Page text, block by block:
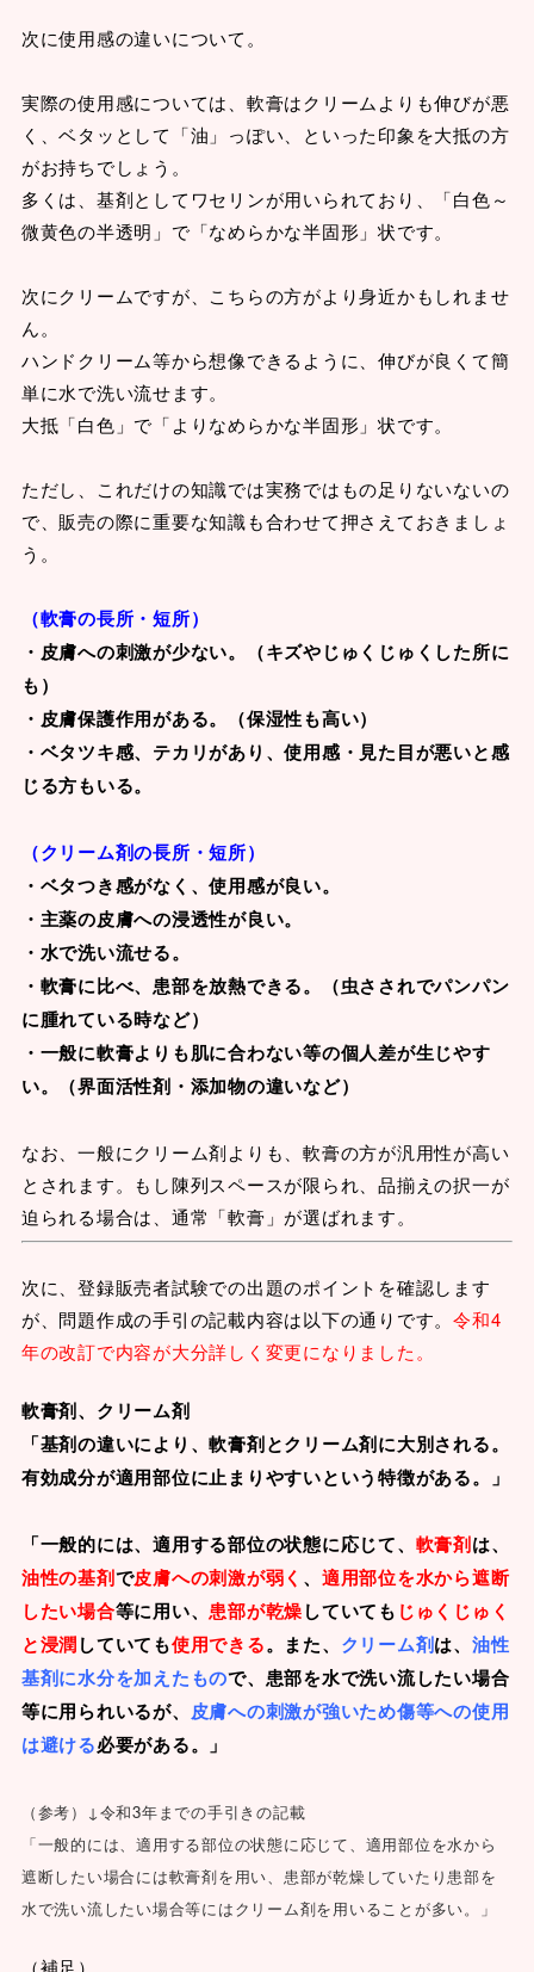
次に使用感の違いについて。
実際の使用感については、軟膏はクリームよりも伸びが悪
く、ベタッとして「油」っぽい、といった印象を大抵の方
がお持ちでしょう。
多くは、基剤としてワセリンが用いられており、「白色～
微黄色の半透明」で「なめらかな半固形」状です。
次にクリームですが、こちらの方がより身近かもしれませ
ん。
ハンドクリーム等から想像できるように、伸びが良くて簡
単に水で洗い流せます。
大抵「白色」で「よりなめらかな半固形」状です。
ただし、これだけの知識では実務ではもの足りないないの
で、販売の際に重要な知識も合わせて押さえておきましょ
う。
（軟膏の長所・短所）
・皮膚への刺激が少ない。（キズやじゅくじゅくした所に
も）
・皮膚保護作用がある。（保湿性も高い）
・ベタツキ感、テカリがあり、使用感・見た目が悪いと感
じる方もいる。
（クリーム剤の長所・短所）
・ベタつき感がなく、使用感が良い。
・主薬の皮膚への浸透性が良い。
・水で洗い流せる。
・軟膏に比べ、患部を放熱できる。（虫さされでパンパン
に腫れている時など）
・一般に軟膏よりも肌に合わない等の個人差が生じやす
い。（界面活性剤・添加物の違いなど）
なお、一般にクリーム剤よりも、軟膏の方が汎用性が高い
とされます。もし陳列スペースが限られ、品揃えの択一が
迫られる場合は、通常「軟膏」が選ばれます。
次に、登録販売者試験での出題のポイントを確認します
が、問題作成の手引の記載内容は以下の通りです。令和4
年の改訂で内容が大分詳しく変更になりました。
軟膏剤、クリーム剤
「基剤の違いにより、軟膏剤とクリーム剤に大別される。
有効成分が適用部位に止まりやすいという特徴がある。」
「一般的には、適用する部位の状態に応じて、 軟膏剤は、
油性の基剤で皮膚への刺激が弱く 、 適用部位を水から遮断
したい場合等に用い、患部が乾燥していても じゅくじゅく
と浸潤していても使用できる。また、 クリーム剤は、 油性
基剤に水分を加えたもので、患部を水で洗い流したい場合
等に用られいるが、 皮膚への刺激が強いため傷等への使用
は避ける必要がある。」
（参考）↓令和3年までの手引きの記載
「一般的には、適用する部位の状態に応じて、適用部位を水から
遮断したい場合には軟膏剤を用い、患部が乾燥していたり患部を
水で洗い流したい場合等にはクリーム剤を用いることが多い。」
（補足）